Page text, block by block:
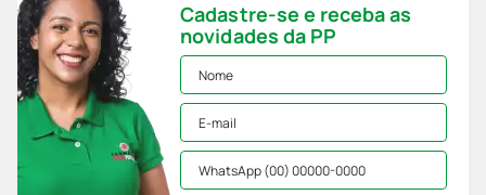
Cadastre-se e receba as
novidades da PP